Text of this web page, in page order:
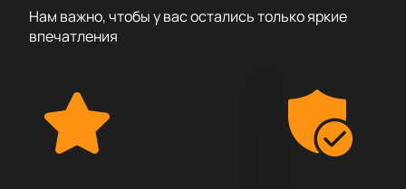
переплетены сопереживание, сочувствие, а также
победа вечных ценностей над ценностями
Если вы хотите полностью отвлечься и сбросить с
себя груз повседневных забот, то спектакль
«Наследник» поможет вам в этом. Вас ждет полное
погружение в сюжет, огромное удовольствие от
Нам важно, чтобы у вас остались только яркие
впечатления